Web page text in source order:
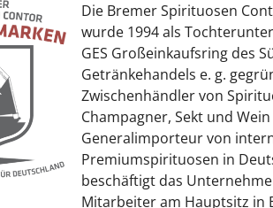
Die Bremer Spirituosen
wurde 1994 als
GES Großeinkaufsring des
Getränkehandels e. g.
Zwischenhändler von
Champagner, Sekt und
Generalimporteur von
Premiumspirituosen in
beschäftigt das
Mitarbeiter am Hauptsitz in